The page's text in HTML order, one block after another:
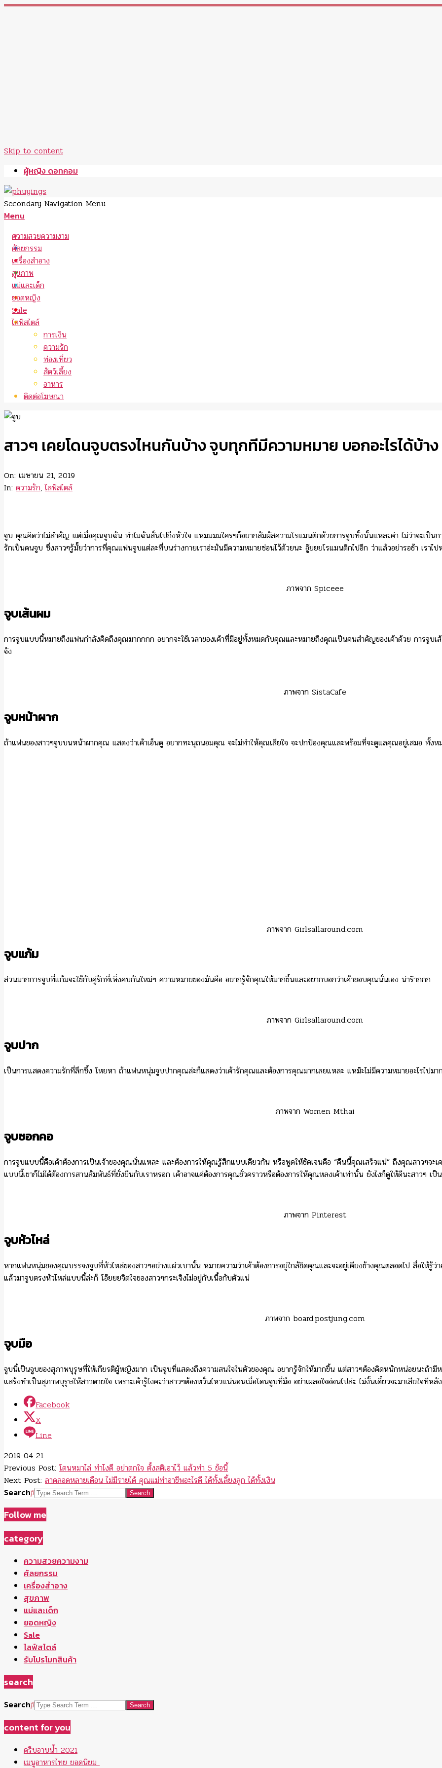
Skip to content
ผู้หญิง ดอทคอม
Secondary Navigation Menu
Menu
ความสวยความงาม
ศัลยกรรม
เครื่องสำอาง
สุขภาพ
แม่และเด็ก
ยอดหญิง
Sale
ไลฟ์สไตล์
การเงิน
ความรัก
ท่องเที่ยว
สัตว์เลี้ยง
อาหาร
ติดต่อโฆษณา
สาวๆ เคยโดนจูบตรงไหนกันบ้าง จูบทุกทีมีความหมาย บอกอะไรได้บ้าง
On: เมษายน 21, 2019
In: ความรัก,ไลฟ์สไตล์
จูบ คุณคิดว่าไม่สำคัญ แต่เมื่อคุณจูบฉัน ทำไมฉันสั่นไปถึงหัวใจ แหมมมมใครๆก็อยากสัมผัสความโรแมนติกด้วยการจูบทั้งนั้นแหละค่า ไม่ว่าจะเป็น
รักเป็นคนจูบ ซึ่งสาวๆรู้มั๊ยว่าการที่คุณแฟนจูบแต่ละที่บนร่างกายเราอ่ะมันมีความหมายซ่อนไว้ด้วยนะ อู๊ยยยโรแมนติกไปอีก ว่าแล้วอย่ารอช้า เราไ
ภาพจาก Spiceee
จูบเส้นผม
การจูบแบบนี้หมายถึงแฟนกำลังคิดถึงคุณมากกกก อยากจะใช้เวลาของเค้าที่มีอยู่ทั้งหมดกับคุณและหมายถึงคุณเป็นคนสำคัญของเค้าด้วย การจูบเ
จัง
ภาพจาก SistaCafe
จูบหน้าผาก
ถ้าแฟนของสาวๆจูบบนหน้าผากคุณ แสดงว่าเค้าเอ็นดู อยากทะนุถนอมคุณ จะไม่ทำให้คุณเสียใจ จะปกป้องคุณและพร้อมที่จะดูแลคุณอยู่เสมอ ทั้งหม
ภาพจาก Girlsallaround.com
จูบแก้ม
ส่วนมากการจูบที่แก้มจะใช้กับคู่รักที่เพิ่งคบกันใหม่ๆ ความหมายของมันคือ อยากรู้จักคุณให้มากขึ้นและอยากบอกว่าเค้าชอบคุณนั่นเอง น่าร๊ากกก
ภาพจาก Girlsallaround.com
จูบปาก
เป็นการแสดงความรักที่ลึกซึ้ง โหยหา ถ้าแฟนหนุ่มจูบปากคุณล่ะก็แสดงว่าเค้ารักคุณและต้องการคุณมากเลยแหละ แหม๊ะไม่มีความหมายอะไรไปมา
ภาพจาก Women Mthai
จูบซอกคอ
การจูบแบบนี้คือเค้าต้องการเป็นเจ้าของคุณนั่นแหละ และต้องการให้คุณรู้สึกแบบเดียวกัน หรือพูดให้ชัดเจนคือ “คืนนี้คุณเสร็จแน่” ถึงคุณสาวๆจะเ
แบบนี้เขาก็ไม่ได้ต้องการสานสัมพันธ์ที่ยั่งยืนกับเราหรอก เค้าอาจแค่ต้องการคุณชั่วคราวหรือต้องการให้คุณหลงเค้าเท่านั้น ยังไงก็ดูให้ดีนะสาวๆ เป็
ภาพจาก Pinterest
จูบหัวไหล่
หากแฟนหนุ่มของคุณบรรจงจูบที่หัวไหล่ของสาวๆอย่างแผ่วเบานั้น หมายความว่าเค้าต้องการอยู่ใกล้ชิดคุณและจะอยู่เคียงข้างคุณตลอดไป สื่อให้
แล้วมาจูบตรงหัวไหล่แบบนี้ล่ะก็ โอ๊ยยยจิตใจของสาวๆกระเจิงไม่อยู่กับเนื้อกับตัวแน่
ภาพจาก board.postjung.com
จูบมือ
จูบนี้เป็นจูบของสุภาพบุรุษที่ให้เกียรติผู้หญิงมาก เป็นจูบที่แสดงถึงความสนใจในตัวของคุณ อยากรู้จักให้มากขึ้น แต่สาวๆต้องคิดหนักหน่อยนะถ้ามี
แสร้งทำเป็นสุภาพบุรุษให้สาวตายใจ เพราะเค้ารู้ไงคะว่าสาวๆต้องหวั่นไหวแน่นอนเมื่อโดนจูบที่มือ อย่าเผลอใจอ่อนไปล่ะ ไม่งั้นเดี๋ยวจะมาเสียใจทีหลั
Facebook
X
Line
2019-04-21
Previous Post:โดนหมาไล่ ทำไงดี อย่าตกใจ ตั้งสติเอาไว้ แล้วทำ 5 ข้อนี้
Next Post: ลาคลอดหลายเดือน ไม่มีรายได้ คุณแม่ทำอาชีพอะไรดี ได้ทั้งเลี้ยงลูก ได้ทั้งเงิน
Search
Follow me
category
ความสวยความงาม
ศัลยกรรม
เครื่องสำอาง
สุขภาพ
แม่และเด็ก
ยอดหญิง
Sale
ไลฟ์สไตล์
รับโปรโมทสินค้า
search
Search
content for you
ครีบอาบน้ำ 2021
เมนูอาหารไทย ยอดนิยม